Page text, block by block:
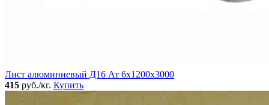
Лист алюминиевый Д16 Ат 6х1200х3000
415 руб./кг. Купить